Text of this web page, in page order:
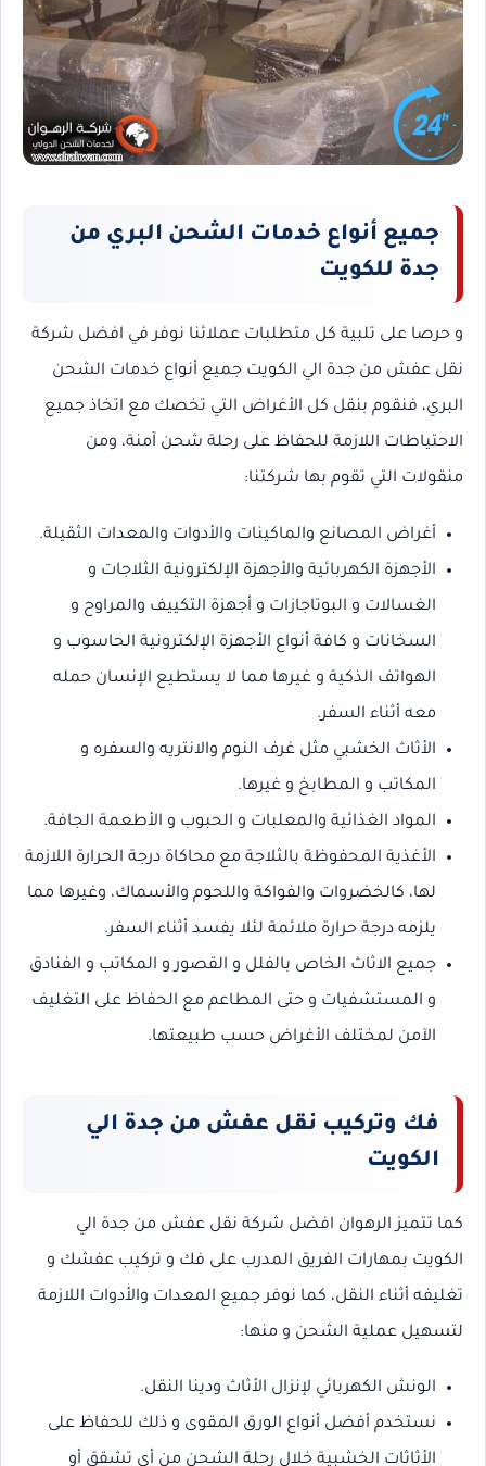
جميع أنواع خدمات الشحن البري من
جدة للكويت
و حرصا على تلبية كل متطلبات عملائنا نوفر في افضل شركة
نقل عفش من جدة الي الكويت جميع أنواع خدمات الشحن
البري، فنقوم بنقل كل الأغراض التي تخصك مع اتخاذ جميع
الاحتياطات اللازمة للحفاظ على رحلة شحن آمنة، ومن
منقولات التي تقوم بها شركتنا:
أغراض المصانع والماكينات والأدوات والمعدات الثقيلة.
الأجهزة الكهربائية والأجهزة الإلكترونية الثلاجات و
الغسالات و البوتاجازات و أجهزة التكييف والمراوح و
السخانات و كافة أنواع الأجهزة الإلكترونية الحاسوب و
الهواتف الذكية و غيرها مما لا يستطيع الإنسان حمله
معه أثناء السفر.
الأثاث الخشبي مثل غرف النوم والانتريه والسفره و
المكاتب و المطابخ و غيرها.
المواد الغذائية والمعلبات و الحبوب و الأطعمة الجافة.
الأغذية المحفوظة بالثلاجة مع محاكاة درجة الحرارة اللازمة
لها، كالخضروات والفواكة واللحوم والأسماك، وغيرها مما
يلزمه درجة حرارة ملائمة لئلا يفسد أثناء السفر.
جميع الاثاث الخاص بالفلل و القصور و المكاتب و الفنادق
و المستشفيات و حتى المطاعم مع الحفاظ على التغليف
الآمن لمختلف الأغراض حسب طبيعتها.
فك وتركيب نقل عفش من جدة الي
الكويت
كما تتميز الرهوان افضل شركة نقل عفش من جدة الي
الكويت بمهارات الفريق المدرب على فك و تركيب عفشك و
تغليفه أثناء النقل، كما نوفر جميع المعدات والأدوات اللازمة
لتسهيل عملية الشحن و منها:
الونش الكهربائي لإنزال الأثاث ودينا النقل.
نستخدم أفضل أنواع الورق المقوى و ذلك للحفاظ على
الأثاثات الخشبية خلال رحلة الشحن من أي تشقق أو